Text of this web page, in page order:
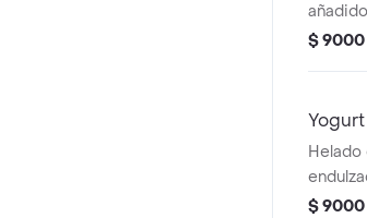
473 ml.
$ 9000
Helado
$ 9000